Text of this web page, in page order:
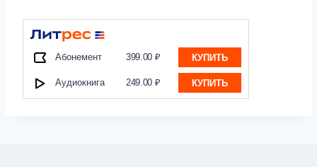
Абонемент 399.00 ₽ КУПИТЬ
Аудиокнига 249.00 ₽ КУПИТЬ